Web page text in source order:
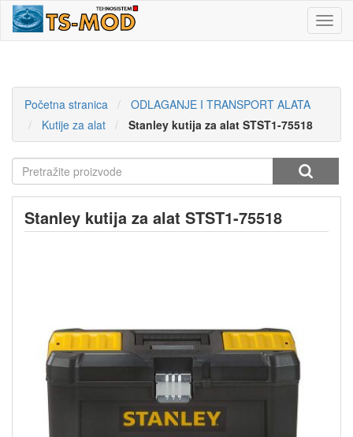
Početna stranica
ODLAGANJE I TRANSPORT ALATA
Kutije za alat
Stanley kutija za alat STST1-75518
Stanley kutija za alat STST1-75518